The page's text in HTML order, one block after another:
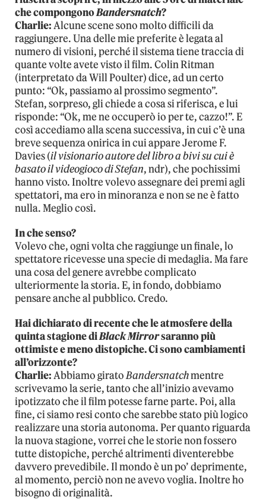
che compongonoBandersnatch?
Charlie:Alcune scene sono molto difficili da
raggiungere. Una delle mie preferite è legata al
numero di visioni, perché il sistema tiene traccia di
quante volte avete visto il film. Colin Ritman
(interpretato da Will Poulter) dice, ad un certo
punto: “Ok, passiamo al prossimo segmento”.
Stefan, sorpreso, gli chiede a cosa si riferisca, e lui
risponde: “Ok, me ne occuperò io per te, cazzo!”. E
così accediamo alla scena successiva, in cui c’è una
breve sequenza onirica in cui appare Jerome F.
Davies (il visionario autore del libro a bivi su cui è
basato il videogioco di Stefan, ndr), che pochissimi
hanno visto. Inoltre volevo assegnare dei premi agli
spettatori, ma ero in minoranza e non se ne è fatto
nulla. Meglio così.
In che senso?
Volevo che, ogni volta che raggiunge un finale, lo
spettatore ricevesse una specie di medaglia. Ma fare
una cosa del genere avrebbe complicato
ulteriormente la storia. E, in fondo, dobbiamo
pensare anche al pubblico. Credo.
Hai dichiarato di recente che le atmosfere della
quinta stagione diBlack Mirrorsaranno più
ottimiste e meno distopiche. Ci sono cambiamenti
all’orizzonte?
Charlie:Abbiamo giratoBandersnatchmentre
scrivevamo la serie, tanto che all’inizio avevamo
ipotizzato che il film potesse farne parte. Poi, alla
fine, ci siamo resi conto che sarebbe stato più logico
realizzare una storia autonoma. Per quanto riguarda
la nuova stagione, vorrei che le storie non fossero
tutte distopiche, perché altrimenti diventerebbe
davvero prevedibile. Il mondo è un po’ deprimente,
al momento, perciò non ne avevo voglia. Inoltre ho
bisogno di originalità.